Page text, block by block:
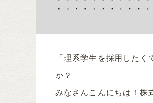
「理系学生を採用した
か？
みなさんこんにちは！株